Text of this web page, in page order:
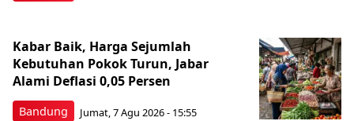
Bandung
Kabar Baik, Harga Sejumlah
Kebutuhan Pokok Turun, Jabar
Alami Deflasi 0,05 Persen
Jumat, 7 Agu 2026 - 15:55